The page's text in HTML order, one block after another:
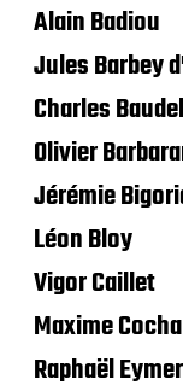
Alain Badiou
Jules Barbey
Charles
Olivier
Jérémie
Léon Bloy
Vigor Caillet
Maxime
Raphaël